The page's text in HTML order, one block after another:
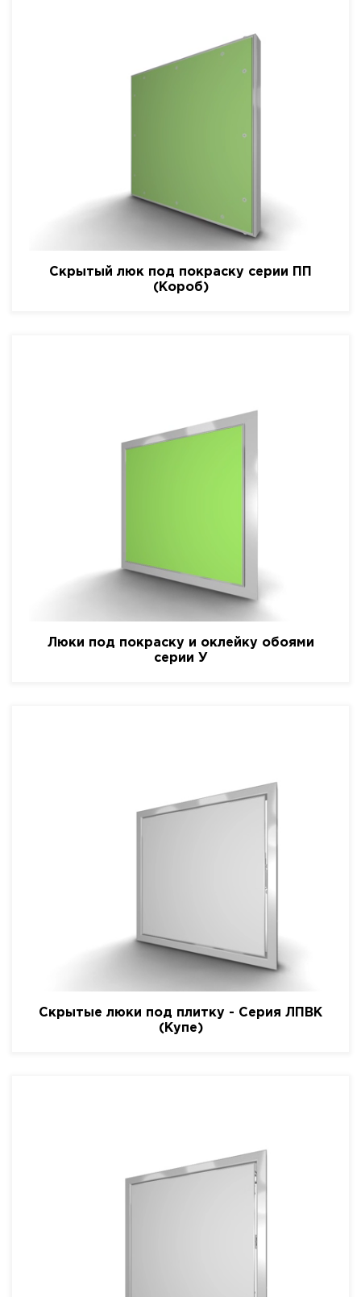
Скрытый люк под покраску серии ПП
(Короб)
Люки под покраску и оклейку обоями
серии У
Скрытые люки под плитку - Серия ЛПВК
(Купе)